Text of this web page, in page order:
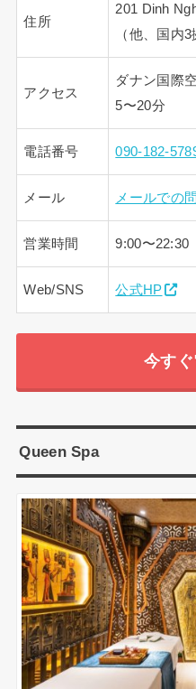
住所
201 Dinh
（他、国内3
アクセス
ダナン国際
5〜20分
電話番号 090-182-
メール メールでの
営業時間 9:00〜22:30
Web/SNS 公式HP
今す
Queen Spa